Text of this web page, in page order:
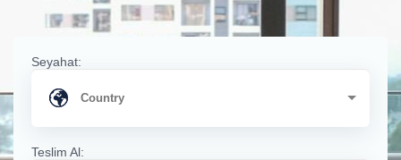
Seyahat:
Teslim Al: